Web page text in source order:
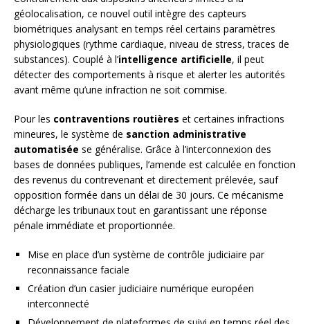
géolocalisation, ce nouvel outil intègre des capteurs
biométriques analysant en temps réel certains paramètres
physiologiques (rythme cardiaque, niveau de stress, traces de
substances). Couplé à l’intelligence artificielle, il peut
détecter des comportements à risque et alerter les autorités
avant même qu’une infraction ne soit commise.
Pour les contraventions routières et certaines infractions
mineures, le système de sanction administrative
automatisée se généralise. Grâce à l’interconnexion des
bases de données publiques, l’amende est calculée en fonction
des revenus du contrevenant et directement prélevée, sauf
opposition formée dans un délai de 30 jours. Ce mécanisme
décharge les tribunaux tout en garantissant une réponse
pénale immédiate et proportionnée.
Mise en place d’un système de contrôle judiciaire par
reconnaissance faciale
Création d’un casier judiciaire numérique européen
interconnecté